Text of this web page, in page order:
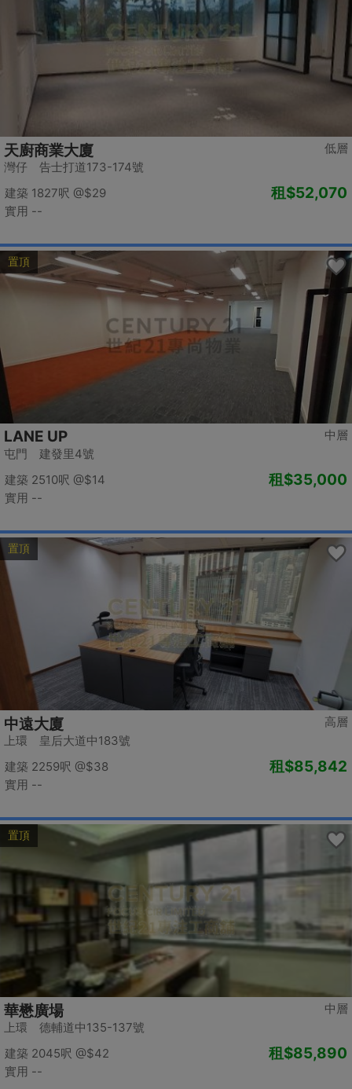
低層
天廚商業大廈
灣仔 告士打道173-174號
建築 1827呎 @$29
實用 --
租$52,070
置頂
中層
LANE UP
屯門 建發里4號
建築 2510呎 @$14
實用 --
租$35,000
置頂
高層
中遠大廈
上環 皇后大道中183號
建築 2259呎 @$38
實用 --
租$85,842
置頂
中層
華懋廣場
上環 德輔道中135-137號
建築 2045呎 @$42
實用 --
租$85,890